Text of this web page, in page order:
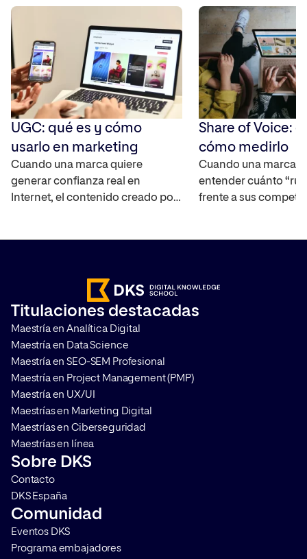
UGC: qué es y cómo
usarlo en marketing
Cuando una marca quiere
generar confianza real en
Internet, el contenido creado por
ayuda a construir credibilidad y
acelera el proceso en la toma de
decisiones de compra. Te
contamos en qué consiste y […]
Share of Voice:
cómo medirlo
Cuando una marca
entender cuánto
frente a sus
Titulaciones destacadas
Maestría en Analítica Digital
Maestría en Data Science
Maestría en SEO-SEM Profesional
Maestría en Project Management (PMP)
Maestría en UX/UI
Maestrías en Marketing Digital
Maestrías en Ciberseguridad
Maestrías en línea
Sobre DKS
Contacto
DKS España
Comunidad
Eventos DKS
Programa embajadores